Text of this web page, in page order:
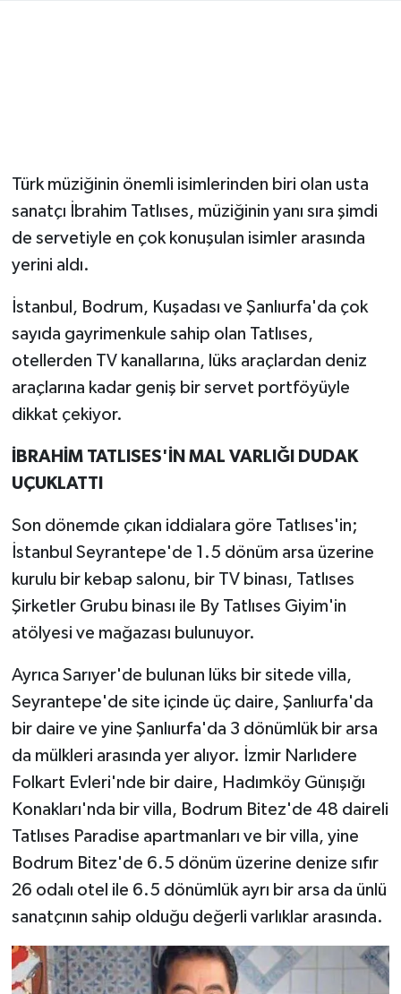
Türk müziğinin önemli isimlerinden biri olan usta
sanatçı İbrahim Tatlıses, müziğinin yanı sıra şimdi
de servetiyle en çok konuşulan isimler arasında
yerini aldı.
İstanbul, Bodrum, Kuşadası ve Şanlıurfa'da çok
sayıda gayrimenkule sahip olan Tatlıses,
otellerden TV kanallarına, lüks araçlardan deniz
araçlarına kadar geniş bir servet portföyüyle
dikkat çekiyor.
İBRAHİM TATLISES'İN MAL VARLIĞI DUDAK
UÇUKLATTI
Son dönemde çıkan iddialara göre Tatlıses'in;
İstanbul Seyrantepe'de 1.5 dönüm arsa üzerine
kurulu bir kebap salonu, bir TV binası, Tatlıses
Şirketler Grubu binası ile By Tatlıses Giyim'in
atölyesi ve mağazası bulunuyor.
Ayrıca Sarıyer'de bulunan lüks bir sitede villa,
Seyrantepe'de site içinde üç daire, Şanlıurfa'da
bir daire ve yine Şanlıurfa'da 3 dönümlük bir arsa
da mülkleri arasında yer alıyor. İzmir Narlıdere
Folkart Evleri'nde bir daire, Hadımköy Günışığı
Konakları'nda bir villa, Bodrum Bitez'de 48 daireli
Tatlıses Paradise apartmanları ve bir villa, yine
Bodrum Bitez'de 6.5 dönüm üzerine denize sıfır
26 odalı otel ile 6.5 dönümlük ayrı bir arsa da ünlü
sanatçının sahip olduğu değerli varlıklar arasında.